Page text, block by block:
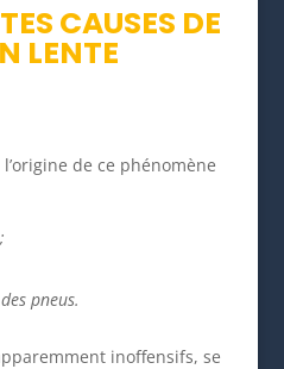
CAUSES DE
LENTE
de ce phénomène
pneus.
inoffensifs, se